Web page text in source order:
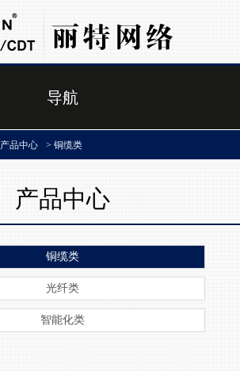
导航
产品中心 > 铜缆类
产品中心
铜缆类
光纤类
智能化类